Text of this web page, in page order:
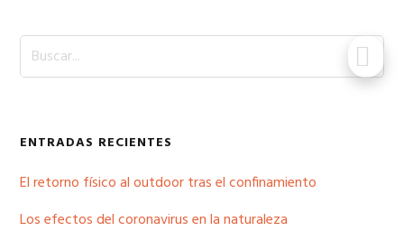
Buscar...
ENTRADAS RECIENTES
El retorno físico al outdoor tras el confinamiento
Los efectos del coronavirus en la naturaleza